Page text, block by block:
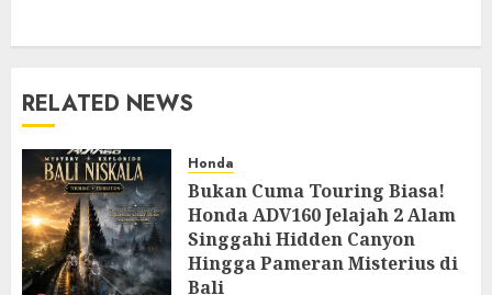
RELATED NEWS
Honda
Bukan Cuma Touring Biasa!
Honda ADV160 Jelajah 2 Alam
Singgahi Hidden Canyon
Hingga Pameran Misterius di
Bali